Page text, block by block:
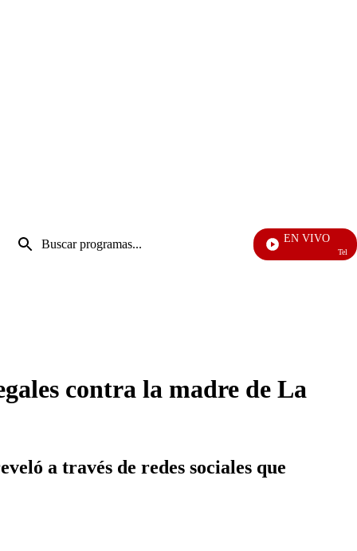
Entrada
de
EN VIVO
Televentas
contra la madre de La
a través de redes sociales que